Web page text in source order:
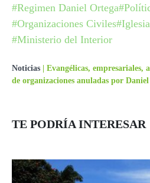
#Regimen Daniel Ortega
#Organizaciones Civiles
#Ministerio del Interior
Noticias
Evangélicas, empresariales,
de organizaciones anuladas por
TE PODRÍA INTERESAR